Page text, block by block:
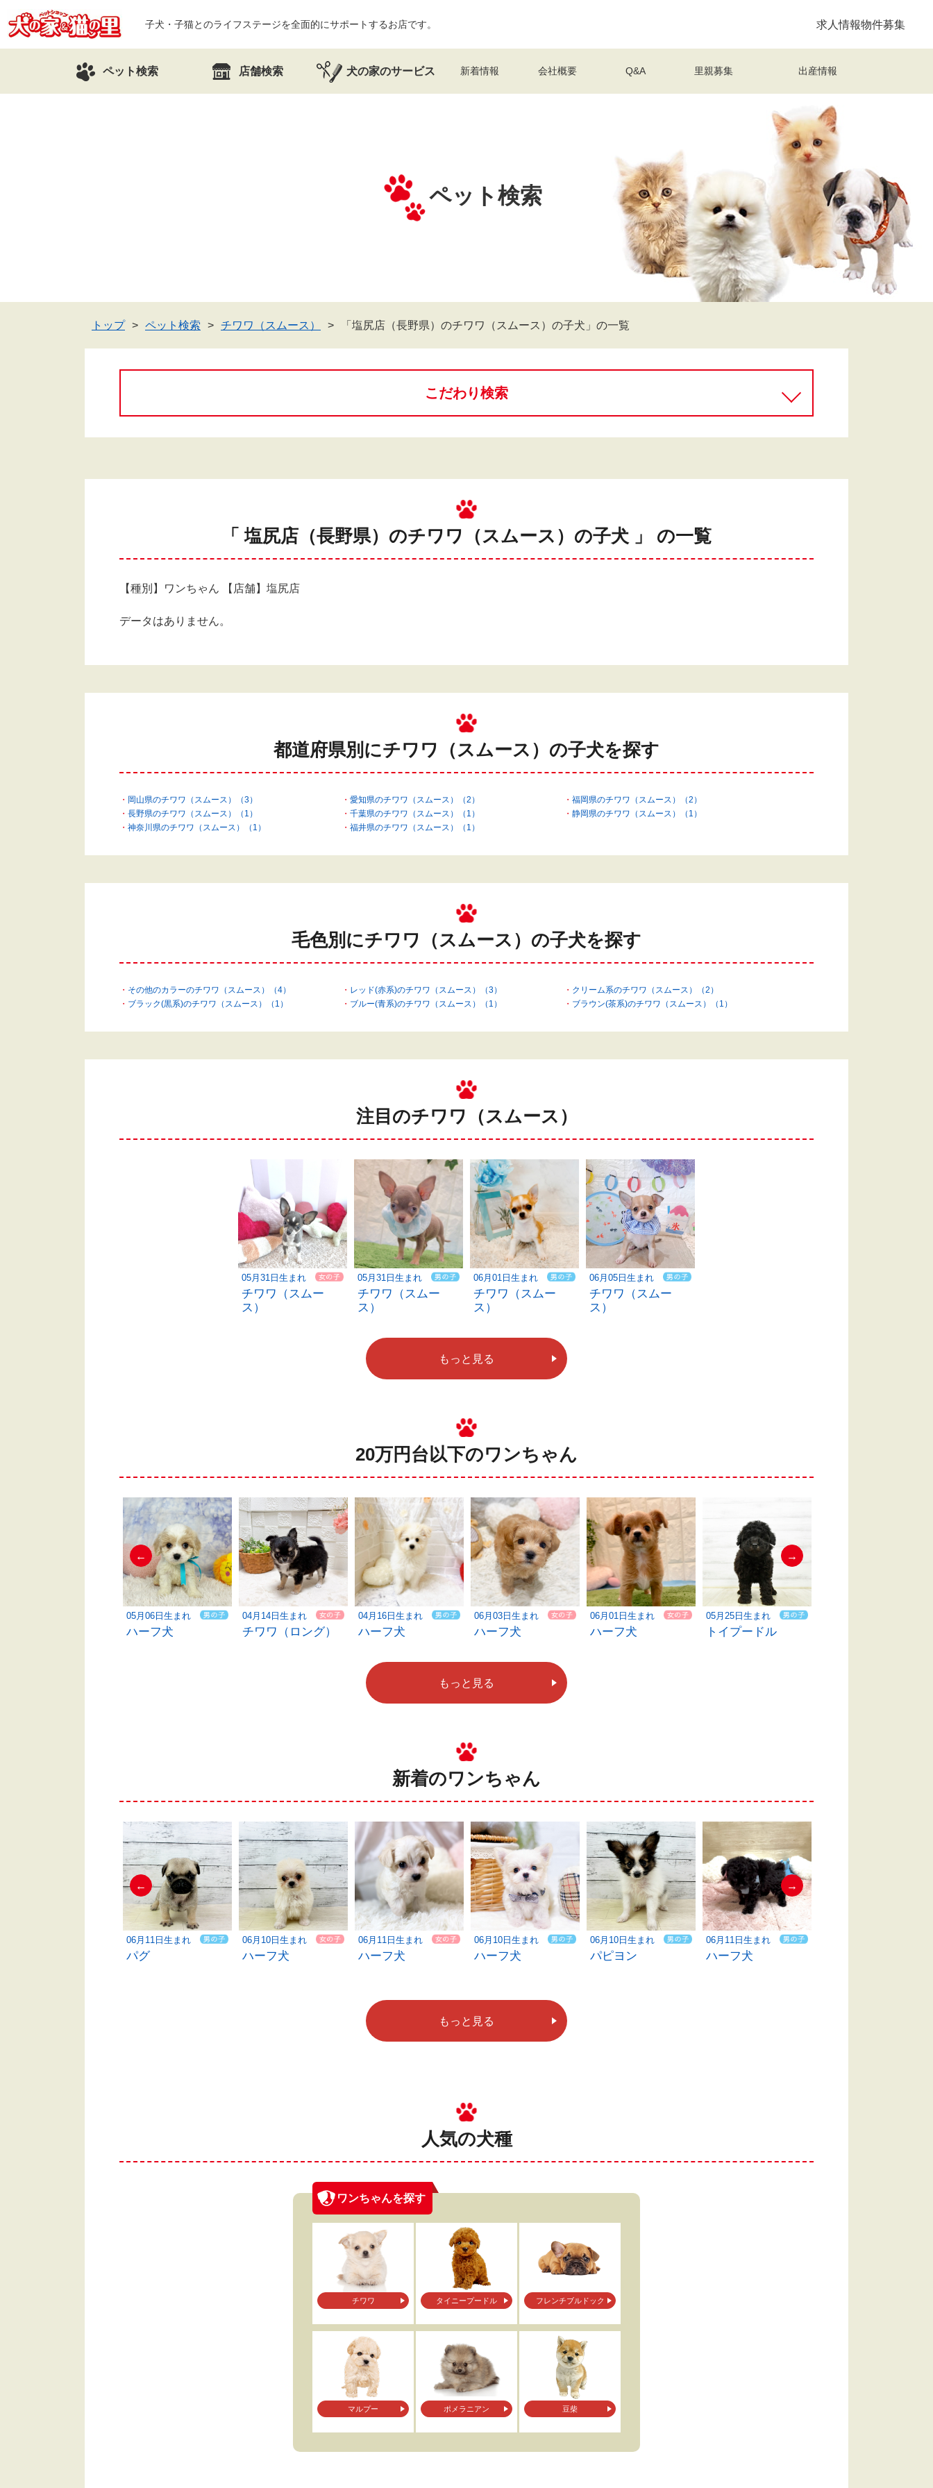
子犬・子猫とのライフステージを全面的にサポートするお店です。 求人情報物件募集
ペット検索 店舗検索 犬の家のサービス 新着情報 会社概要 Q&A 里親募集 出産情報
ペット検索
トップ ペット検索 チワワ（スムース） 「塩尻店（長野県）のチワワ（スムース）の子犬」の一覧
こだわり検索
「 塩尻店（長野県）のチワワ（スムース）の子犬 」 の一覧
【種別】ワンちゃん 【店舗】塩尻店
データはありません。
都道府県別にチワワ（スムース）の子犬を探す
岡山県のチワワ（スムース）（3） 愛知県のチワワ（スムース）（2）
福岡県のチワワ（スムース）（2）
長野県のチワワ（スムース）（1）
千葉県のチワワ（スムース）（1）
静岡県のチワワ（スムース）（1）
神奈川県のチワワ（スムース）（1）
福井県のチワワ（スムース）（1）
毛色別にチワワ（スムース）の子犬を探す
その他のカラーのチワワ（スムース）（4） レッド(赤系)のチワワ（スムース）（3）
クリーム系のチワワ（スムース）（2）
ブラック(黒系)のチワワ（スムース）（1）
ブルー(青系)のチワワ（スムース）（1） ブラウン(茶系)のチワワ（スムース）（1）
注目のチワワ（スムース）
05月31日生まれ
チワワ（スムー
ス）
05月31日生まれ
チワワ（スムー
ス）
06月01日生まれ
チワワ（スムー
ス）
06月05日生まれ
チワワ（スムー
ス）
もっと見る
20万円台以下のワンちゃん
←
05月06日生まれ
ハーフ犬
04月14日生まれ
チワワ（ロング）
04月16日生まれ
ハーフ犬
06月03日生まれ
ハーフ犬
06月01日生まれ
ハーフ犬
05月25日生まれ
トイプードル
→
もっと見る
新着のワンちゃん
←
06月11日生まれ
パグ
06月10日生まれ
ハーフ犬
06月11日生まれ
ハーフ犬
06月10日生まれ
ハーフ犬
06月10日生まれ
パピヨン
06月11日生まれ
ハーフ犬
→
もっと見る
人気の犬種
ワンちゃんを探す
チワワ タイニープードル フレンチブルドック
マルプー ポメラニアン 豆柴